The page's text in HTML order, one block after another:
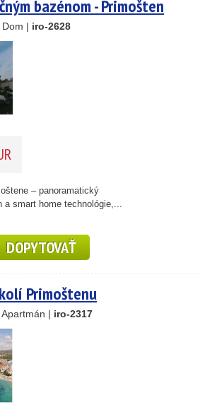
bazénom - Primošten
| iro-2628
– panoramatický
a smart home technológie,...
DOPYTOVAŤ
Primoštenu
| iro-2317